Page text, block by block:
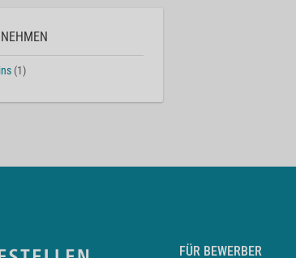
(1)
FÜR BEWERBER